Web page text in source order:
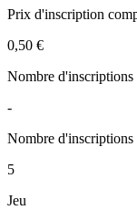
Prix d'inscription
0,50 €
Nombre d'inscriptions
-
Nombre d'inscriptions
5
Jeu